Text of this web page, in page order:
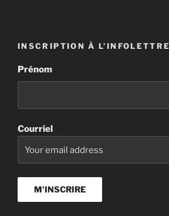
INSCRIPTION À L’INFOLETTRE
Prénom
Courriel